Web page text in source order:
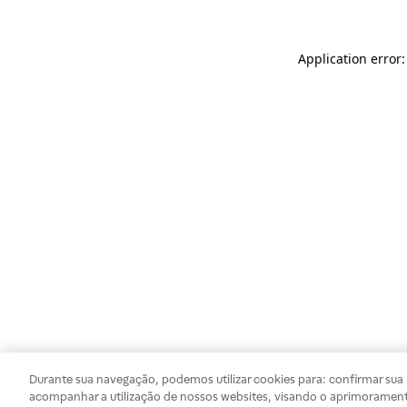
Application
Durante sua navegação, podemos utilizar cookies para: confirmar
acompanhar a utilização de nossos websites, visando o